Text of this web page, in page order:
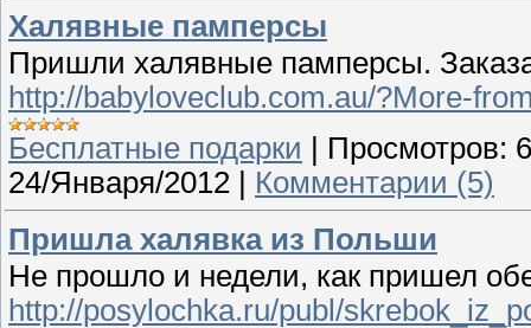
Халявные памперсы
Пришли халявные памперсы.
http://babyloveclub.com.au/?More-
Бесплатные подарки
Просмотров:
24/Января/2012
Комментарии (5)
Пришла халявка из Польши
Не прошло и недели, как пришел
http://posylochka.ru/publ/